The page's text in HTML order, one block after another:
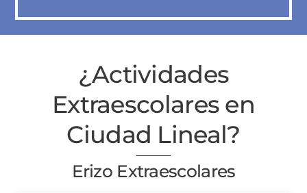
¿Actividades
Extraescolares en
Ciudad Lineal?
Erizo Extraescolares